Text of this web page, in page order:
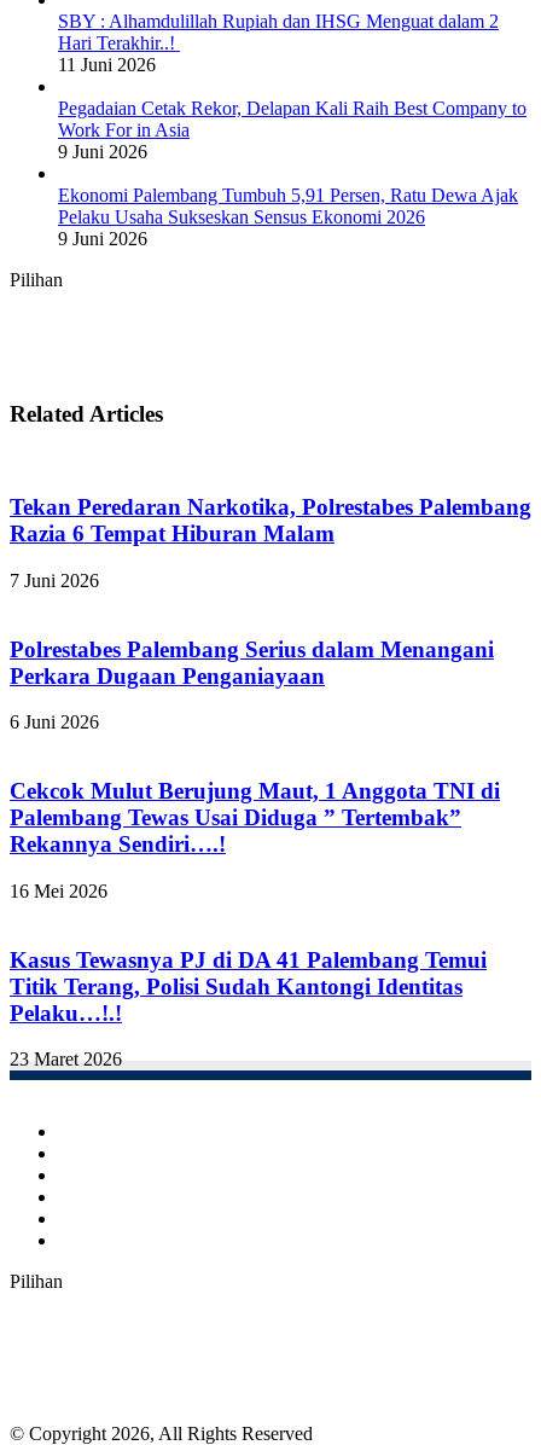
SBY : Alhamdulillah Rupiah dan IHSG Menguat dalam 2
Hari Terakhir..!
11 Juni 2026
Pegadaian Cetak Rekor, Delapan Kali Raih Best Company to
Work For in Asia
9 Juni 2026
Ekonomi Palembang Tumbuh 5,91 Persen, Ratu Dewa Ajak
Pelaku Usaha Sukseskan Sensus Ekonomi 2026
9 Juni 2026
Pilihan
Related Articles
Tekan Peredaran Narkotika, Polrestabes Palembang
Razia 6 Tempat Hiburan Malam
7 Juni 2026
Polrestabes Palembang Serius dalam Menangani
Perkara Dugaan Penganiayaan
6 Juni 2026
Cekcok Mulut Berujung Maut, 1 Anggota TNI di
Palembang Tewas Usai Diduga ” Tertembak”
Rekannya Sendiri….!
16 Mei 2026
Kasus Tewasnya PJ di DA 41 Palembang Temui
Titik Terang, Polisi Sudah Kantongi Identitas
Pelaku…!.!
23 Maret 2026
Pilihan
© Copyright 2026, All Rights Reserved